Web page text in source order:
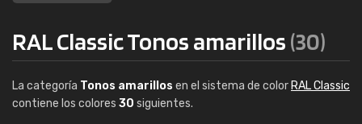
RAL Classic Tonos amarillos(30)
La categoría Tonos amarillos en el sistema de color RAL Classic
contiene los colores 30 siguientes.